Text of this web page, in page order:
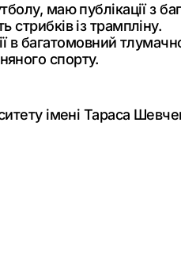
маю публікації з
стрибків із трампліну.
багатомовний
спорту.
імені Тараса